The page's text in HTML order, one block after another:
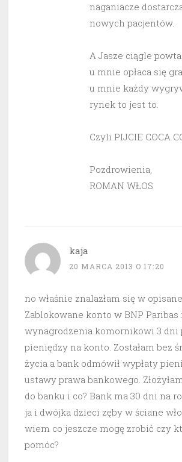
naganiacze
nowych pacjentów.
A Jasze ciągle
u mnie opłaca się
u mnie każdy
rynek to jest to.
Czyli PIJCIE COCA
Pozdrowienia,
ROMAN WŁOS
kaja
20 MARCA 2013 O 17:20
no właśnie znalazłam się w
Zablokowane konto w BNP Paribas
wynagrodzenia komornikowi 3 dni
pieniędzy na konto. Zostałam bez
życia a bank odmówił wypłaty
ustawy prawa bankowego.
do banku i co? Bank ma 30 dni na
ja i dwójka dzieci zęby w ściane
wiem co jeszcze mogę zrobić czy
pomóc?